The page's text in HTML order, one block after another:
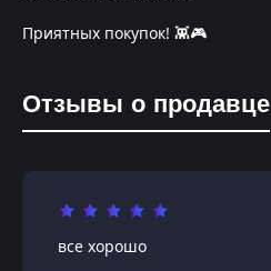
Приятных покупок! 👾🎮
Отзывы о продавце
все хорошо